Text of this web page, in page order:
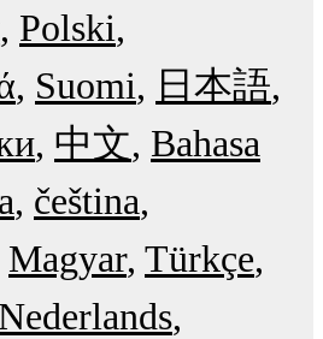
Polski
Suomi
日本語
中文 Bahasa
čeština
Magyar Türkçe
Nederlands